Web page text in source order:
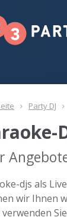
Party DJ
djs als
wir Ihnen